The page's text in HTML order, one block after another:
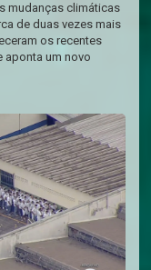
mudanças climáticas
de duas vezes mais
os recentes
aponta um novo